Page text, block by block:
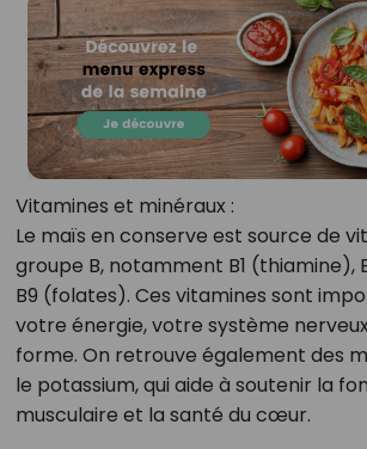
Vitamines et minéraux :
Le maïs en conserve est source de
groupe B, notamment B1 (thiamine),
B9 (folates). Ces vitamines sont
votre énergie, votre système
forme. On retrouve également des
le potassium, qui aide à soutenir la
musculaire et la santé du cœur.